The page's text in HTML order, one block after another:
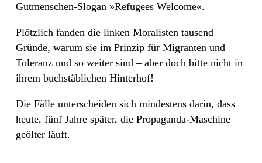
Gutmenschen-Slogan »Refugees Welcome«.
Plötzlich fanden die linken Moralisten tausend
Gründe, warum sie im Prinzip für Migranten und
Toleranz und so weiter sind – aber doch bitte nicht in
ihrem buchstäblichen Hinterhof!
Die Fälle unterscheiden sich mindestens darin, dass
heute, fünf Jahre später, die Propaganda-Maschine
geölter läuft.